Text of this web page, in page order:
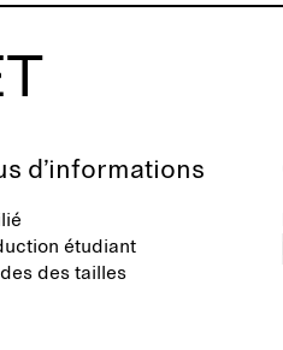
d’informations
étudiant
des tailles